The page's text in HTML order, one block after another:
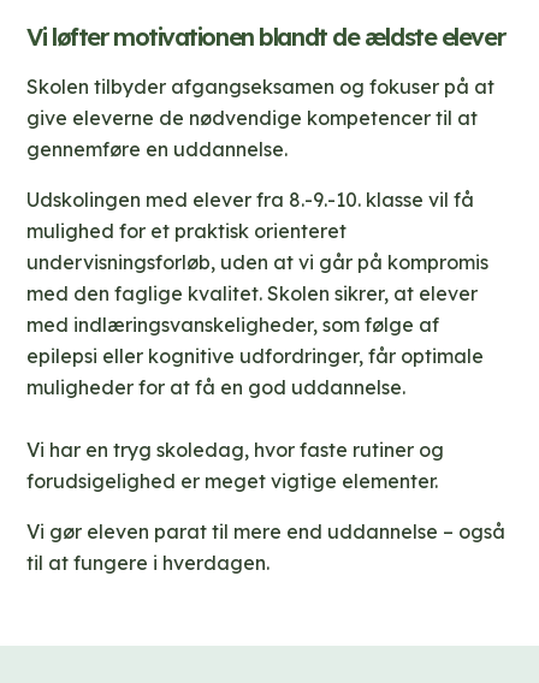
Vi løfter motivationen blandt de ældste elever
Skolen tilbyder afgangseksamen og fokuser på at
give eleverne de nødvendige kompetencer til at
gennemføre en uddannelse.
Udskolingen med elever fra 8.-9.-10. klasse vil få
mulighed for et praktisk orienteret
undervisningsforløb, uden at vi går på kompromis
med den faglige kvalitet. Skolen sikrer, at elever
med indlæringsvanskeligheder, som følge af
epilepsi eller kognitive udfordringer, får optimale
muligheder for at få en god uddannelse.
Vi har en tryg skoledag, hvor faste rutiner og
forudsigelighed er meget vigtige elementer.
Vi gør eleven parat til mere end uddannelse – også
til at fungere i hverdagen.